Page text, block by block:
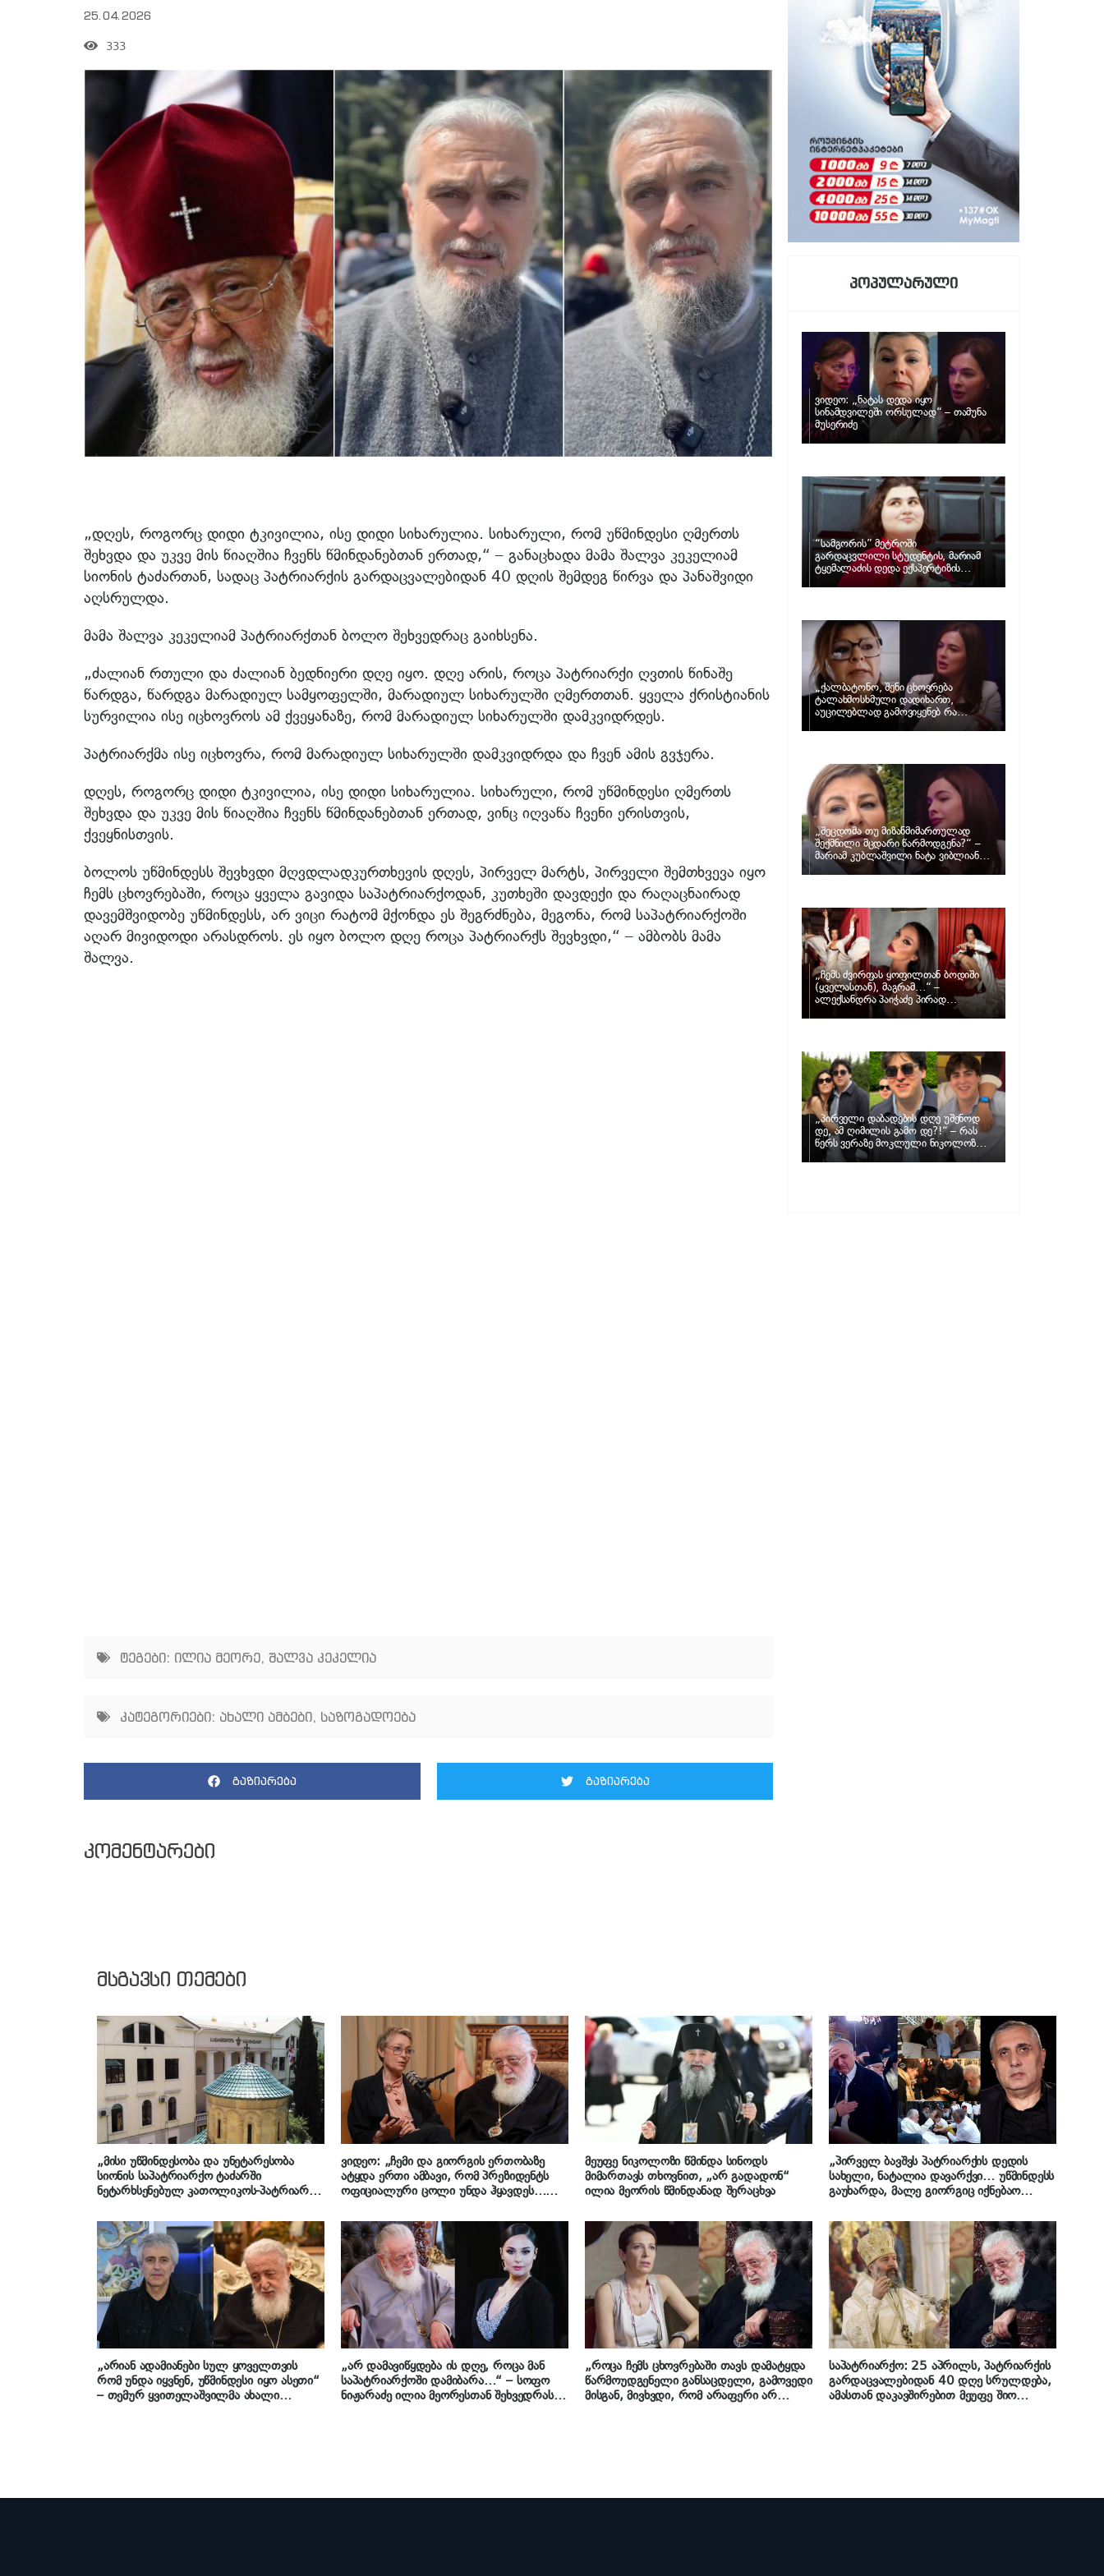
25.04.2026
333
„დღეს, როგორც დიდი ტკივილია, ისე დიდი სიხარულია. სიხარული, რომ უწმინდესი ღმერთს
შეხვდა და უკვე მის წიაღშია ჩვენს წმინდანებთან ერთად,“ – განაცხადა მამა შალვა კეკელიამ
სიონის ტაძართან, სადაც პატრიარქის გარდაცვალებიდან 40 დღის შემდეგ წირვა და პანაშვიდი
აღსრულდა.
მამა შალვა კეკელიამ პატრიარქთან ბოლო შეხვედრაც გაიხსენა.
„ძალიან რთული და ძალიან ბედნიერი დღე იყო. დღე არის, როცა პატრიარქი ღვთის წინაშე
წარდგა, წარდგა მარადიულ სამყოფელში, მარადიულ სიხარულში ღმერთთან. ყველა ქრისტიანის
სურვილია ისე იცხოვროს ამ ქვეყანაზე, რომ მარადიულ სიხარულში დამკვიდრდეს.
პატრიარქმა ისე იცხოვრა, რომ მარადიულ სიხარულში დამკვიდრდა და ჩვენ ამის გვჯერა.
დღეს, როგორც დიდი ტკივილია, ისე დიდი სიხარულია. სიხარული, რომ უწმინდესი ღმერთს
შეხვდა და უკვე მის წიაღშია ჩვენს წმინდანებთან ერთად, ვინც იღვაწა ჩვენი ერისთვის,
ქვეყნისთვის.
ბოლოს უწმინდესს შევხვდი მღვდლადკურთხევის დღეს, პირველ მარტს, პირველი შემთხვევა იყო
ჩემს ცხოვრებაში, როცა ყველა გავიდა საპატრიარქოდან, კუთხეში დავდექი და რაღაცნაირად
დავემშვიდობე უწმინდესს, არ ვიცი რატომ მქონდა ეს შეგრძნება, მეგონა, რომ საპატრიარქოში
აღარ მივიდოდი არასდროს. ეს იყო ბოლო დღე როცა პატრიარქს შევხვდი,“ – ამბობს მამა
შალვა.
ტეგები: ილია მეორე, შალვა კეკელია
კატეგორიები: ახალი ამბები, საზოგადოება
გაზიარება გაზიარება
კომენტარები
პოპულარული
ვიდეო: „ნატას დედა იყო
სინამდვილეში ორსულად“ – თამუნა
მუსერიძე
“სამგორის” მეტროში
გარდაცვლილი სტუდენტის, მარიამ
ტყემალაძის დედა ექსპერტიზის
პასუხს აქვეყნებს – რა გახდა გოგონას
„ქალბატონო, შენი ცხოვრება
ტალახმოსხმული დადიხართ,
აუცილებლად გამოვიყენებ რა
ინფორმაციაც მაქვს“… – რა
„შეცდომა თუ მიზანმიმართულად
შექმნილი მცდარი წარმოდგენა?“ –
მარიამ კუბლაშვილი ნატა ვიბლიანის
საქმეზე ვიდეომიმართვას ავრცელებს
„ჩემს ძვირფას ყოფილთან ბოდიში
(ყველასთან), მაგრამ…“ –
ალექსანდრა პაიჭაძე პირად
„პირველი დაბადების დღე უშენოდ
დე, ამ ღიმილის გამო დე?!“ – რას
წერს ვერაზე მოკლული ნიკოლოზ
ღუნაშვილის დედა
მსგავსი თემები
„მისი უწმინდესობა და უნეტარესობა
სიონის საპატრიარქო ტაძარში
ნეტარხსენებულ კათოლიკოს-პატრიარქ
პანაშვიდს გადაიხდის“ – საქართველოს
საპატრიარქო ინფორმაციას ავრცელებს
ვიდეო: „ჩემი და გიორგის ერთობაზე
ატყდა ერთი ამბავი, რომ პრეზიდენტს
ოფიციალური ცოლი უნდა ჰყავდეს…
მეუბნება, რომ მთავარი სიყვარულია…“
– როგორ გააოგნა მაკა ჩიჩუა
საქართველოს პატრიარქმა, ილია
მეორემ
მეუფე ნიკოლოზი წმინდა სინოდს
მიმართავს თხოვნით, „არ გადადონ“
ილია მეორის წმინდანად შერაცხვა
„პირველ ბავშვს პატრიარქის დედის
სახელი, ნატალია დავარქვი… უწმინდესს
გაუხარდა, მალე გიორგიც იქნებაო
წლის შემდეგ დაიბადა გიორგი…“ – რა
გაიხსენა ილია II დაცვის უფროსმა, ვანო
კობაიძემ „იმედის“ ეთერში
„არიან ადამიანები სულ ყოველთვის
რომ უნდა იყვნენ, უწმინდესი იყო ასეთი“
– თემურ ყვითელაშვილმა ახალი
„არ დამავიწყდება ის დღე, როცა მან
საპატრიარქოში დამიბარა…“ – სოფო
ნიჟარაძე ილია მეორესთან შეხვედრას
„როცა ჩემს ცხოვრებაში თავს დამატყდა
წარმოუდგენელი განსაცდელი, გამოვედი
მისგან, მივხვდი, რომ არაფერი არ
საპატრიარქო: 25 აპრილს, პატრიარქის
გარდაცვალებიდან 40 დღე სრულდება,
ამასთან დაკავშირებით მეუფე შიო